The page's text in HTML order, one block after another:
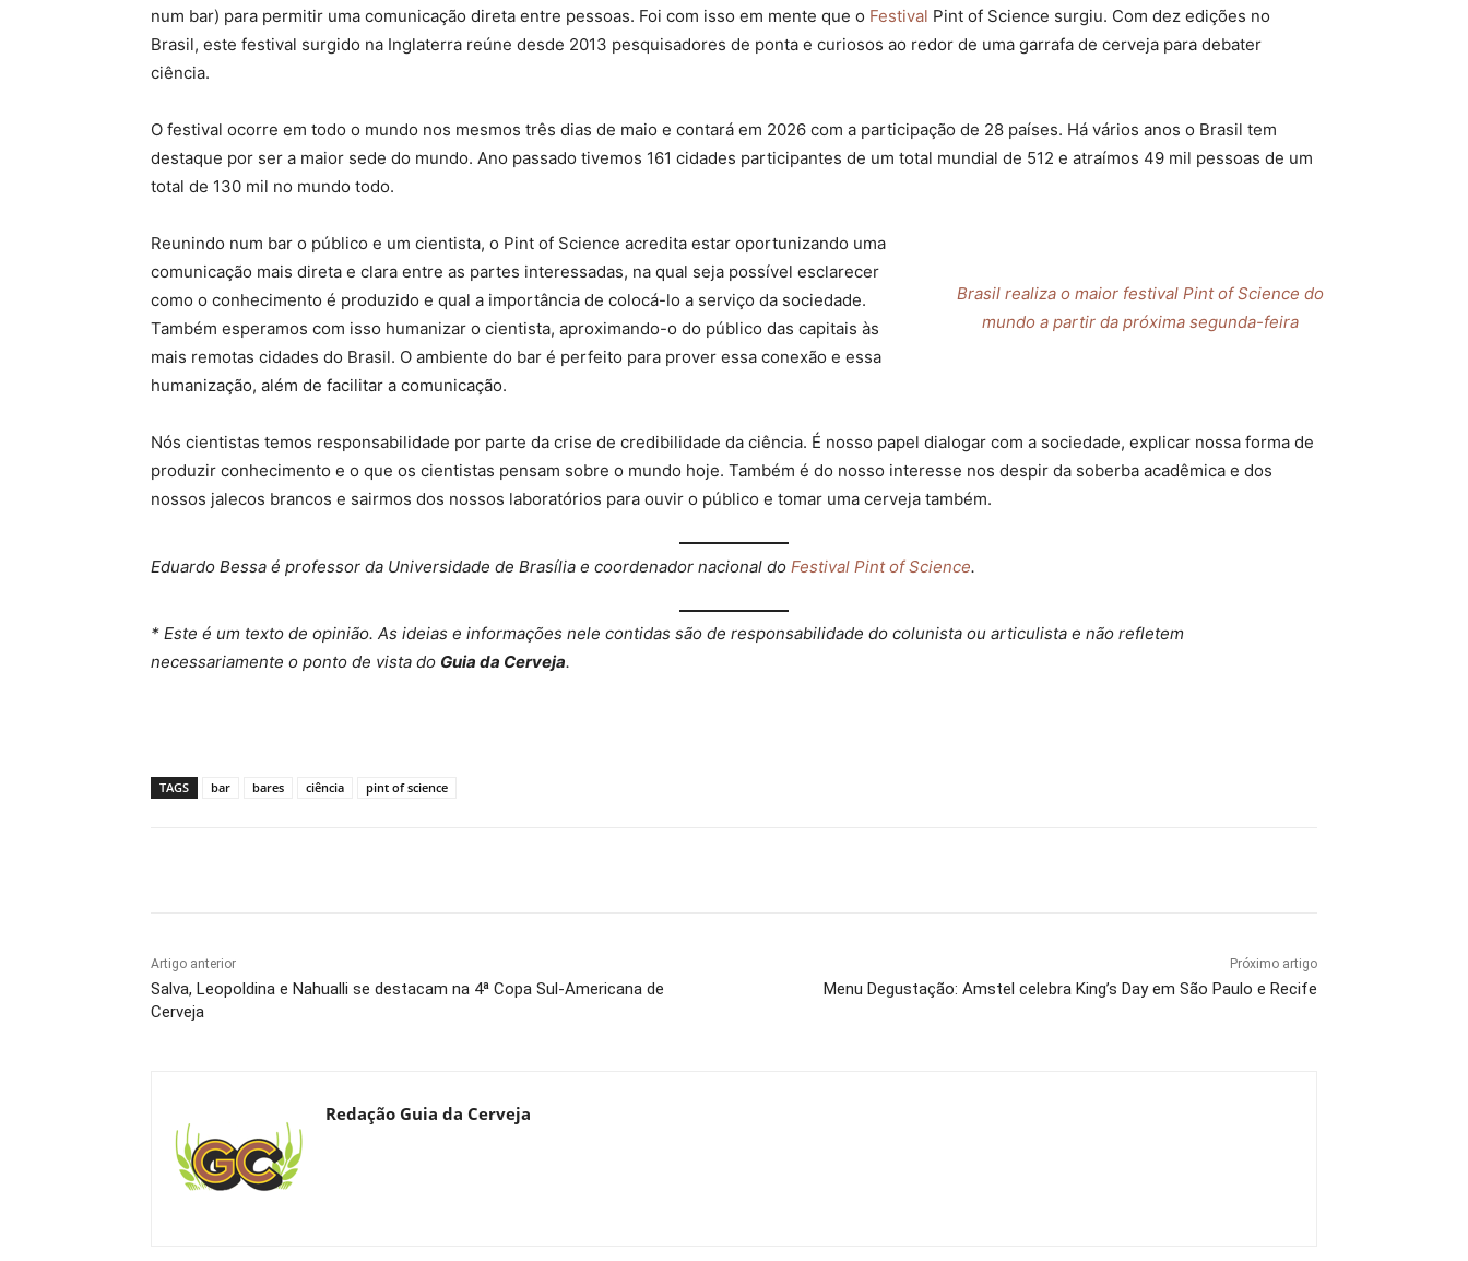
num bar) para permitir uma comunicação direta entre pessoas. Foi com isso em mente que o Festival Pint of Science surgiu. Com dez edições no
Brasil, este festival surgido na Inglaterra reúne desde 2013 pesquisadores de ponta e curiosos ao redor de uma garrafa de cerveja para debater
ciência.
O festival ocorre em todo o mundo nos mesmos três dias de maio e contará em 2026 com a participação de 28 países. Há vários anos o Brasil tem
destaque por ser a maior sede do mundo. Ano passado tivemos 161 cidades participantes de um total mundial de 512 e atraímos 49 mil pessoas de um
total de 130 mil no mundo todo.
Brasil realiza o maior festival Pint of Science do
mundo a partir da próxima segunda-feira
Reunindo num bar o público e um cientista, o Pint of Science acredita estar oportunizando uma
comunicação mais direta e clara entre as partes interessadas, na qual seja possível esclarecer
como o conhecimento é produzido e qual a importância de colocá-lo a serviço da sociedade.
Também esperamos com isso humanizar o cientista, aproximando-o do público das capitais às
mais remotas cidades do Brasil. O ambiente do bar é perfeito para prover essa conexão e essa
humanização, além de facilitar a comunicação.
Nós cientistas temos responsabilidade por parte da crise de credibilidade da ciência. É nosso papel dialogar com a sociedade, explicar nossa forma de
produzir conhecimento e o que os cientistas pensam sobre o mundo hoje. Também é do nosso interesse nos despir da soberba acadêmica e dos
nossos jalecos brancos e sairmos dos nossos laboratórios para ouvir o público e tomar uma cerveja também.
Eduardo Bessa é professor da Universidade de Brasília e coordenador nacional do Festival Pint of Science.
* Este é um texto de opinião. As ideias e informações nele contidas são de responsabilidade do colunista ou articulista e não refletem
necessariamente o ponto de vista do Guia da Cerveja.
TAGS bar bares ciência pint of science
Artigo anterior
Salva, Leopoldina e Nahualli se destacam na 4ª Copa Sul-Americana de
Cerveja
Próximo artigo
Menu Degustação: Amstel celebra King’s Day em São Paulo e Recife
Redação Guia da Cerveja